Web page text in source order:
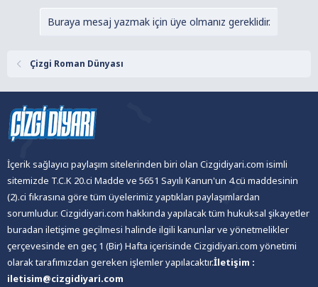
Buraya mesaj yazmak için üye olmanız gereklidir.
Çizgi Roman Dünyası
İçerik sağlayıcı paylaşım sitelerinden biri olan Cizgidiyari.com isimli
sitemizde T.C.K 20.ci Madde ve 5651 Sayılı Kanun'un 4.cü maddesinin
(2).ci fıkrasına göre tüm üyelerimiz yaptıkları paylaşımlardan
sorumludur. Cizgidiyari.com hakkında yapılacak tüm hukuksal şikayetler
buradan iletişime geçilmesi halinde ilgili kanunlar ve yönetmelikler
çerçevesinde en geç 1 (Bir) Hafta içerisinde Cizgidiyari.com yönetimi
olarak tarafımızdan gereken işlemler yapılacaktır.İletişim :
iletisim@cizgidiyari.com